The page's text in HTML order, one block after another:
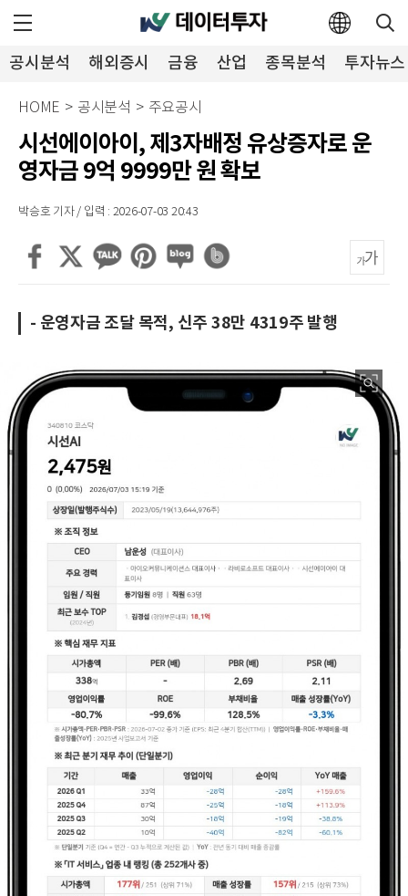
공시분석 해외증시 금융 산업 종목분석 투자뉴스
HOME > 공시분석 > 주요공시
시선에이아이, 제3자배정 유상증자로 운
영자금 9억 9999만 원 확보
박승호 기자 / 입력 : 2026-07-03 20:43
- 운영자금 조달 목적, 신주 38만 4319주 발행